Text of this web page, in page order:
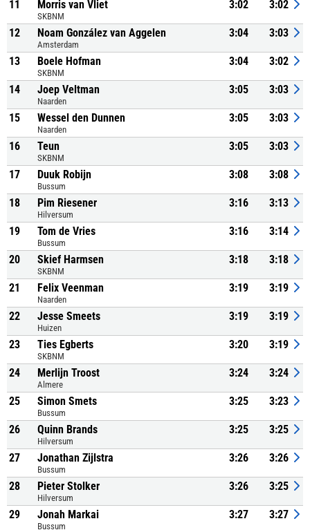
11 Morris van Vliet
SKBNM
3:02 3:02
12 Noam González van Aggelen
Amsterdam
3:04 3:03
13 Boele Hofman
SKBNM
3:04 3:02
14 Joep Veltman
Naarden
3:05 3:03
15 Wessel den Dunnen
Naarden
3:05 3:03
16 Teun
SKBNM
3:05 3:03
17 Duuk Robijn
Bussum
3:08 3:08
18 Pim Riesener
Hilversum
3:16 3:13
19 Tom de Vries
Bussum
3:16 3:14
20 Skief Harmsen
SKBNM
3:18 3:18
21 Felix Veenman
Naarden
3:19 3:19
22 Jesse Smeets
Huizen
3:19 3:19
23 Ties Egberts
SKBNM
3:20 3:19
24 Merlijn Troost
Almere
3:24 3:24
25 Simon Smets
Bussum
3:25 3:23
26 Quinn Brands
Hilversum
3:25 3:25
27 Jonathan Zijlstra
Bussum
3:26 3:26
28 Pieter Stolker
Hilversum
3:26 3:25
29 Jonah Markai
Bussum
3:27 3:27